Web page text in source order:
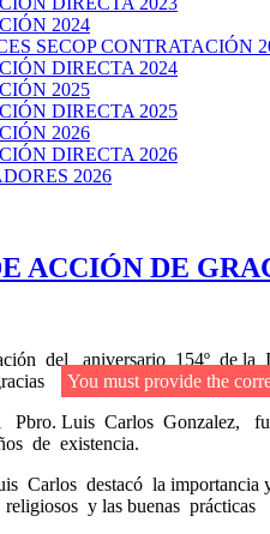
2024
SECOP CONTRATACIÓN
DIRECTA 2024
2025
DIRECTA 2025
2026
DIRECTA 2026
2026
ACCIÓN DE
del aniversario 154º de la
You must provide the
Luis Carlos Gonzalez,
de existencia.
Carlos destacó la
y las buenas